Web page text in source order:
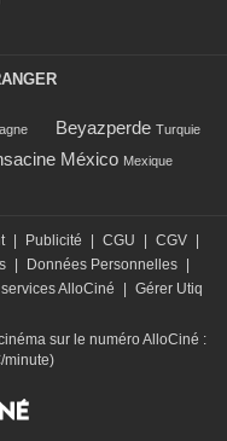
Beyazperde Turquie
México Mexique
Publicité CGU CGV
Données Personnelles
services AlloCiné
Gérer Utiq
sur le numéro AlloCiné :